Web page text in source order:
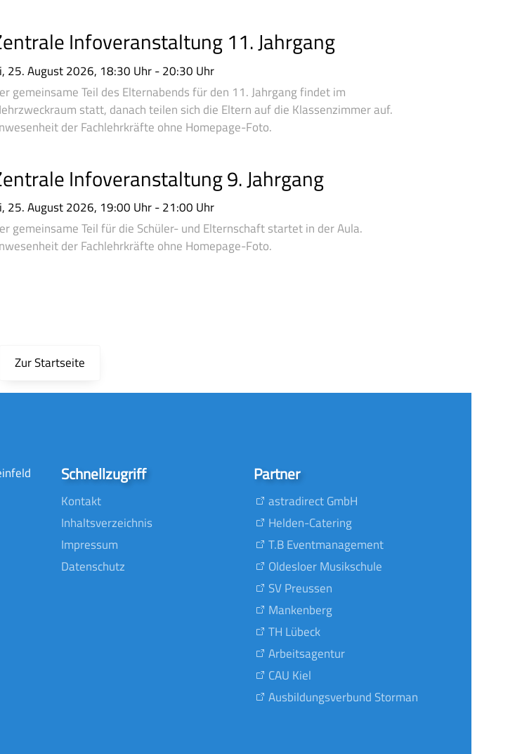
Infoveranstaltung 11. Jahrgang
25. August 2026, 18:30 Uhr- 20:30 Uhr
gemeinsame Teil des Elternabends für den 11. Jahrgang findet im
statt, danach teilen sich die Eltern auf die Klassenzimmer auf.
der Fachlehrkräfte ohne Homepage-Foto.
Infoveranstaltung 9. Jahrgang
25. August 2026, 19:00 Uhr- 21:00 Uhr
gemeinsame Teil für die Schüler- und Elternschaft startet in der Aula.
der Fachlehrkräfte ohne Homepage-Foto.
Zur Startseite
Schnellzugriff
Kontakt
Inhaltsverzeichnis
Impressum
Datenschutz
Partner
astradirect GmbH
Helden-Catering
T.B Eventmanagement
Oldesloer Musikschule
SV Preussen
Mankenberg
TH Lübeck
Arbeitsagentur
CAU Kiel
Ausbildungsverbund Storman